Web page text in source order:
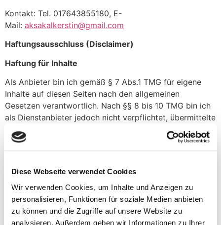
Diese Webseite verwendet Cookies
Wir verwenden Cookies, um Inhalte und Anzeigen zu
personalisieren, Funktionen für soziale Medien anbieten
zu können und die Zugriffe auf unsere Website zu
analysieren. Außerdem geben wir Informationen zu Ihrer
Kontakt: Tel. 017643855180, E-
Mail: aksakalkerstin@gmail.com
Haftungsausschluss (Disclaimer)
Haftung für Inhalte
Als Anbieter bin ich gemäß § 7 Abs.1 TMG für eigene
Inhalte auf diesen Seiten nach den allgemeinen
Gesetzen verantwortlich. Nach §§ 8 bis 10 TMG bin ich
als Dienstanbieter jedoch nicht verpflichtet, übermittelte
oder gespeicherte fremde Informationen zu überwachen
oder nach Umständen zu forschen, die auf eine
rechtswidrige Tätigkeit hinweisen. Verpflichtungen zur
Informationen nach den allgemeinen Gesetzen bleiben
hiervon unberührt. Eine diesbezügliche Haftung ist
jedoch erst ab dem Zeitpunkt der Kenntnis einer
konkreten Rechtsverletzung möglich. Bei